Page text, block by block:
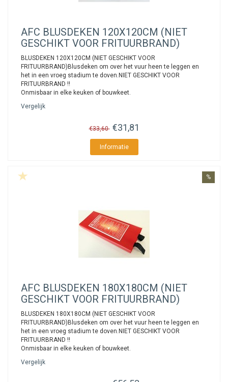
AFC BLUSDEKEN 120X120CM (NIET
GESCHIKT VOOR FRITUURBRAND)
BLUSDEKEN 120X120CM (NIET GESCHIKT VOOR
FRITUURBRAND)Blusdeken om over het vuur heen te leggen en
het in een vroeg stadium te doven.NIET GESCHIKT VOOR
FRITUURBRAND !!
Onmisbaar in elke keuken of bouwkeet.
Vergelijk
€33,60 €31,81
Informatie
%
AFC BLUSDEKEN 180X180CM (NIET
GESCHIKT VOOR FRITUURBRAND)
BLUSDEKEN 180X180CM (NIET GESCHIKT VOOR
FRITUURBRAND)Blusdeken om over het vuur heen te leggen en
het in een vroeg stadium te doven.NIET GESCHIKT VOOR
FRITUURBRAND !!
Onmisbaar in elke keuken of bouwkeet.
Vergelijk